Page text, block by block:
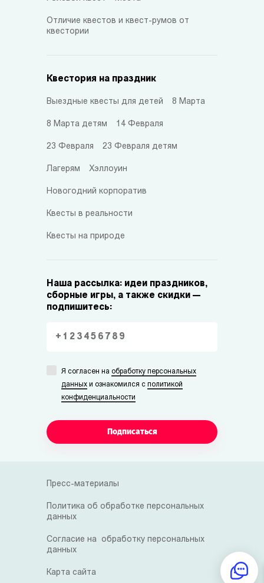
Отличие квестов и квест-румов от
квестории
Квестория на праздник
Выездные квесты для детей 8 Марта
8 Марта детям 14 Февраля
23 Февраля 23 Февраля детям
Лагерям Хэллоуин
Новогодний корпоратив
Квесты в реальности
Квесты на природе
Наша рассылка: идеи праздников,
сборные игры, а также скидки —
подпишитесь:
Я согласен на обработку персональных
данных и ознакомился с политикой
конфиденциальности
Подписаться
Пресс-материалы
Политика об обработке персональных
данных
Согласие на обработку персональных
данных
Карта сайта